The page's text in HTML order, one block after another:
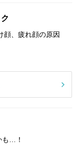
顔、疲れ顔の原因
も…！